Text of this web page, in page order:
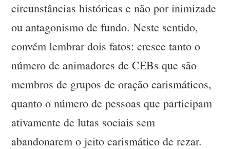
circunstâncias históricas e não por inimizade
ou antagonismo de fundo. Neste sentido,
convém lembrar dois fatos: cresce tanto o
número de animadores de CEBs que são
membros de grupos de oração carismáticos,
quanto o número de pessoas que participam
ativamente de lutas sociais sem
abandonarem o jeito carismático de rezar.